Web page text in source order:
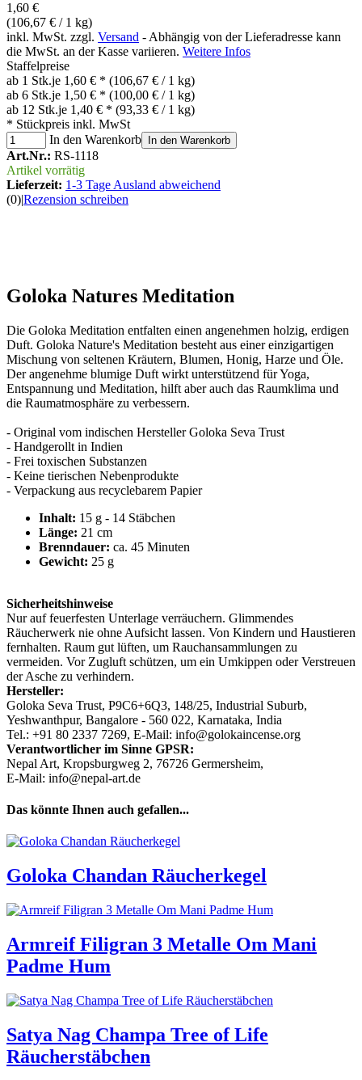
1,60 €
(106,67 € / 1 kg)
inkl. MwSt. zzgl. Versand - Abhängig von der Lieferadresse kann
die MwSt. an der Kasse variieren. Weitere Infos
Staffelpreise
ab 1 Stk.je 1,60 € * (106,67 € / 1 kg)
ab 6 Stk.je 1,50 € * (100,00 € / 1 kg)
ab 12 Stk.je 1,40 € * (93,33 € / 1 kg)
* Stückpreis inkl. MwSt
In den Warenkorb
In den Warenkorb
Art.Nr.: RS-1118
Artikel vorrätig
Lieferzeit: 1-3 Tage Ausland abweichend
(0)|Rezension schreiben
Goloka Natures Meditation
Die Goloka Meditation entfalten einen angenehmen holzig, erdigen
Duft. Goloka Nature's Meditation besteht aus einer einzigartigen
Mischung von seltenen Kräutern, Blumen, Honig, Harze und Öle.
Der angenehme blumige Duft wirkt unterstützend für Yoga,
Entspannung und Meditation, hilft aber auch das Raumklima und
die Raumatmosphäre zu verbessern.
- Original vom indischen Hersteller Goloka Seva Trust
- Handgerollt in Indien
- Frei toxischen Substanzen
- Keine tierischen Nebenprodukte
- Verpackung aus recyclebarem Papier
Inhalt: 15 g - 14 Stäbchen
Länge: 21 cm
Brenndauer: ca. 45 Minuten
Gewicht: 25 g
Sicherheitshinweise
Nur auf feuerfesten Unterlage verräuchern. Glimmendes
Räucherwerk nie ohne Aufsicht lassen. Von Kindern und Haustieren
fernhalten. Raum gut lüften, um Rauchansammlungen zu
vermeiden. Vor Zugluft schützen, um ein Umkippen oder Verstreuen
der Asche zu verhindern.
Hersteller:
Goloka Seva Trust, P9C6+6Q3, 148/25, Industrial Suburb,
Yeshwanthpur, Bangalore - 560 022, Karnataka, India
Tel.: +91 80 2337 7269, E-Mail: info@golokaincense.org
Verantwortlicher im Sinne GPSR:
Nepal Art, Kropsburgweg 2, 76726 Germersheim,
E-Mail: info@nepal-art.de
Das könnte Ihnen auch gefallen...
Goloka Chandan Räucherkegel
Armreif Filigran 3 Metalle Om Mani
Padme Hum
Satya Nag Champa Tree of Life
Räucherstäbchen